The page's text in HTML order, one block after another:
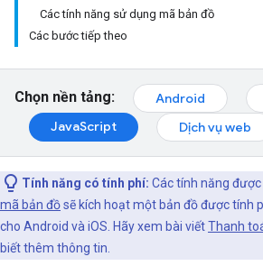
Các tính năng sử dụng mã bản đồ
Các bước tiếp theo
Chọn nền tảng: Android
JavaScript
Dịch vụ web
Tính năng có tính phí: Các tính năng
mã bản đồsẽ kích hoạt một bản đồ được tính
cho Android và iOS. Hãy xem bài viếtThanh
biết thêm thông tin.